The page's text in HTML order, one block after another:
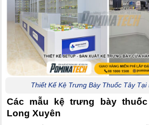
Thiết Kế Kệ Trưng Bày Thuốc Tây Tại
Các mẫu kệ trưng bày
Long Xuyên